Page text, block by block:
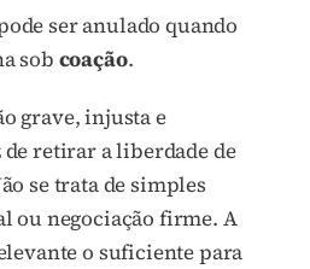
ser anulado quando
sob coação.
grave, injusta e
retirar a liberdade de
se trata de simples
ou negociação firme. A
o suficiente para